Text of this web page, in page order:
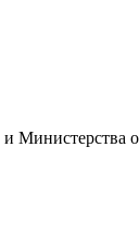
Министерства